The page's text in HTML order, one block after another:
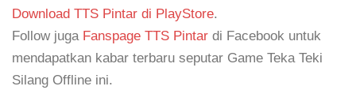
Download TTS Pintar di PlayStore.
Follow juga Fanspage TTS Pintar di Facebook untuk
mendapatkan kabar terbaru seputar Game Teka Teki
Silang Offline ini.